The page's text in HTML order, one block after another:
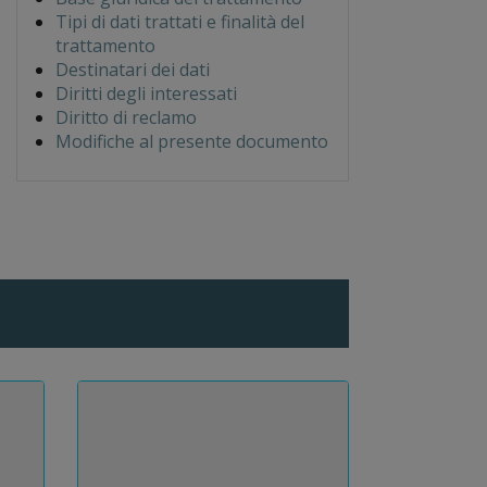
Tipi di dati trattati e finalità del
trattamento
Destinatari dei dati
Diritti degli interessati
Diritto di reclamo
Modifiche al presente documento